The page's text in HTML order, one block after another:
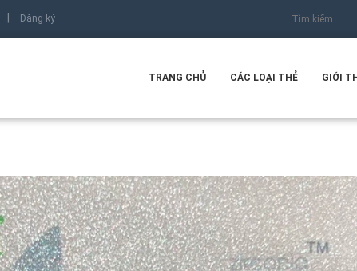
Đăng ký
TRANG CHỦ CÁC LOẠI THẺ GIỚI